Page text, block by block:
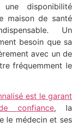
disponibilité
maison de santé
Un
besoin que sa
avec un de
fréquemment le
est le garant
confiance, la
le médecin et ses